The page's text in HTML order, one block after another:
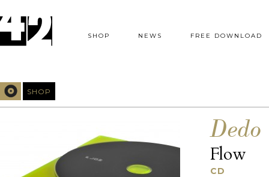
SHOP NEWS FREE DOWNLOAD
SHOP
Dedo
Flow
CD